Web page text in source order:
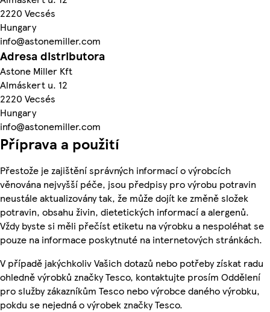
2220 Vecsés
Hungary
info@astonemiller.com
Adresa distributora
Astone Miller Kft
Almáskert u. 12
2220 Vecsés
Hungary
info@astonemiller.com
Příprava a použití
Přestože je zajištění správných informací o výrobcích
věnována nejvyšší péče, jsou předpisy pro výrobu potravin
neustále aktualizovány tak, že může dojít ke změně složek
potravin, obsahu živin, dietetických informací a alergenů.
Vždy byste si měli přečíst etiketu na výrobku a nespoléhat se
pouze na informace poskytnuté na internetových stránkách.
V případě jakýchkoliv Vašich dotazů nebo potřeby získat radu
ohledně výrobků značky Tesco, kontaktujte prosím Oddělení
pro služby zákazníkům Tesco nebo výrobce daného výrobku,
pokdu se nejedná o výrobek značky Tesco.